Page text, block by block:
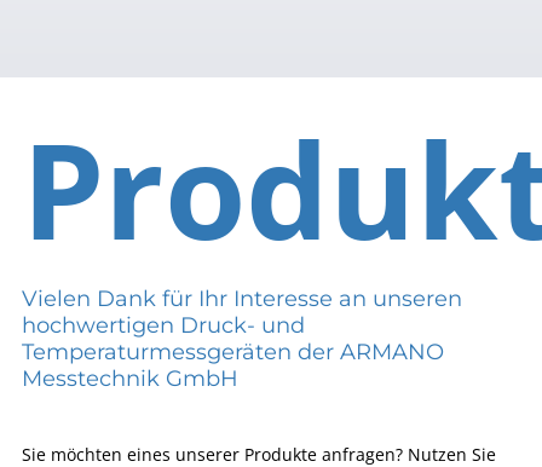
Vielen Dank für Ihr Interesse an unseren
hochwertigen Druck- und
Temperaturmessgeräten der ARMANO
Messtechnik GmbH
Sie möchten eines unserer Produkte anfragen? Nutzen Sie